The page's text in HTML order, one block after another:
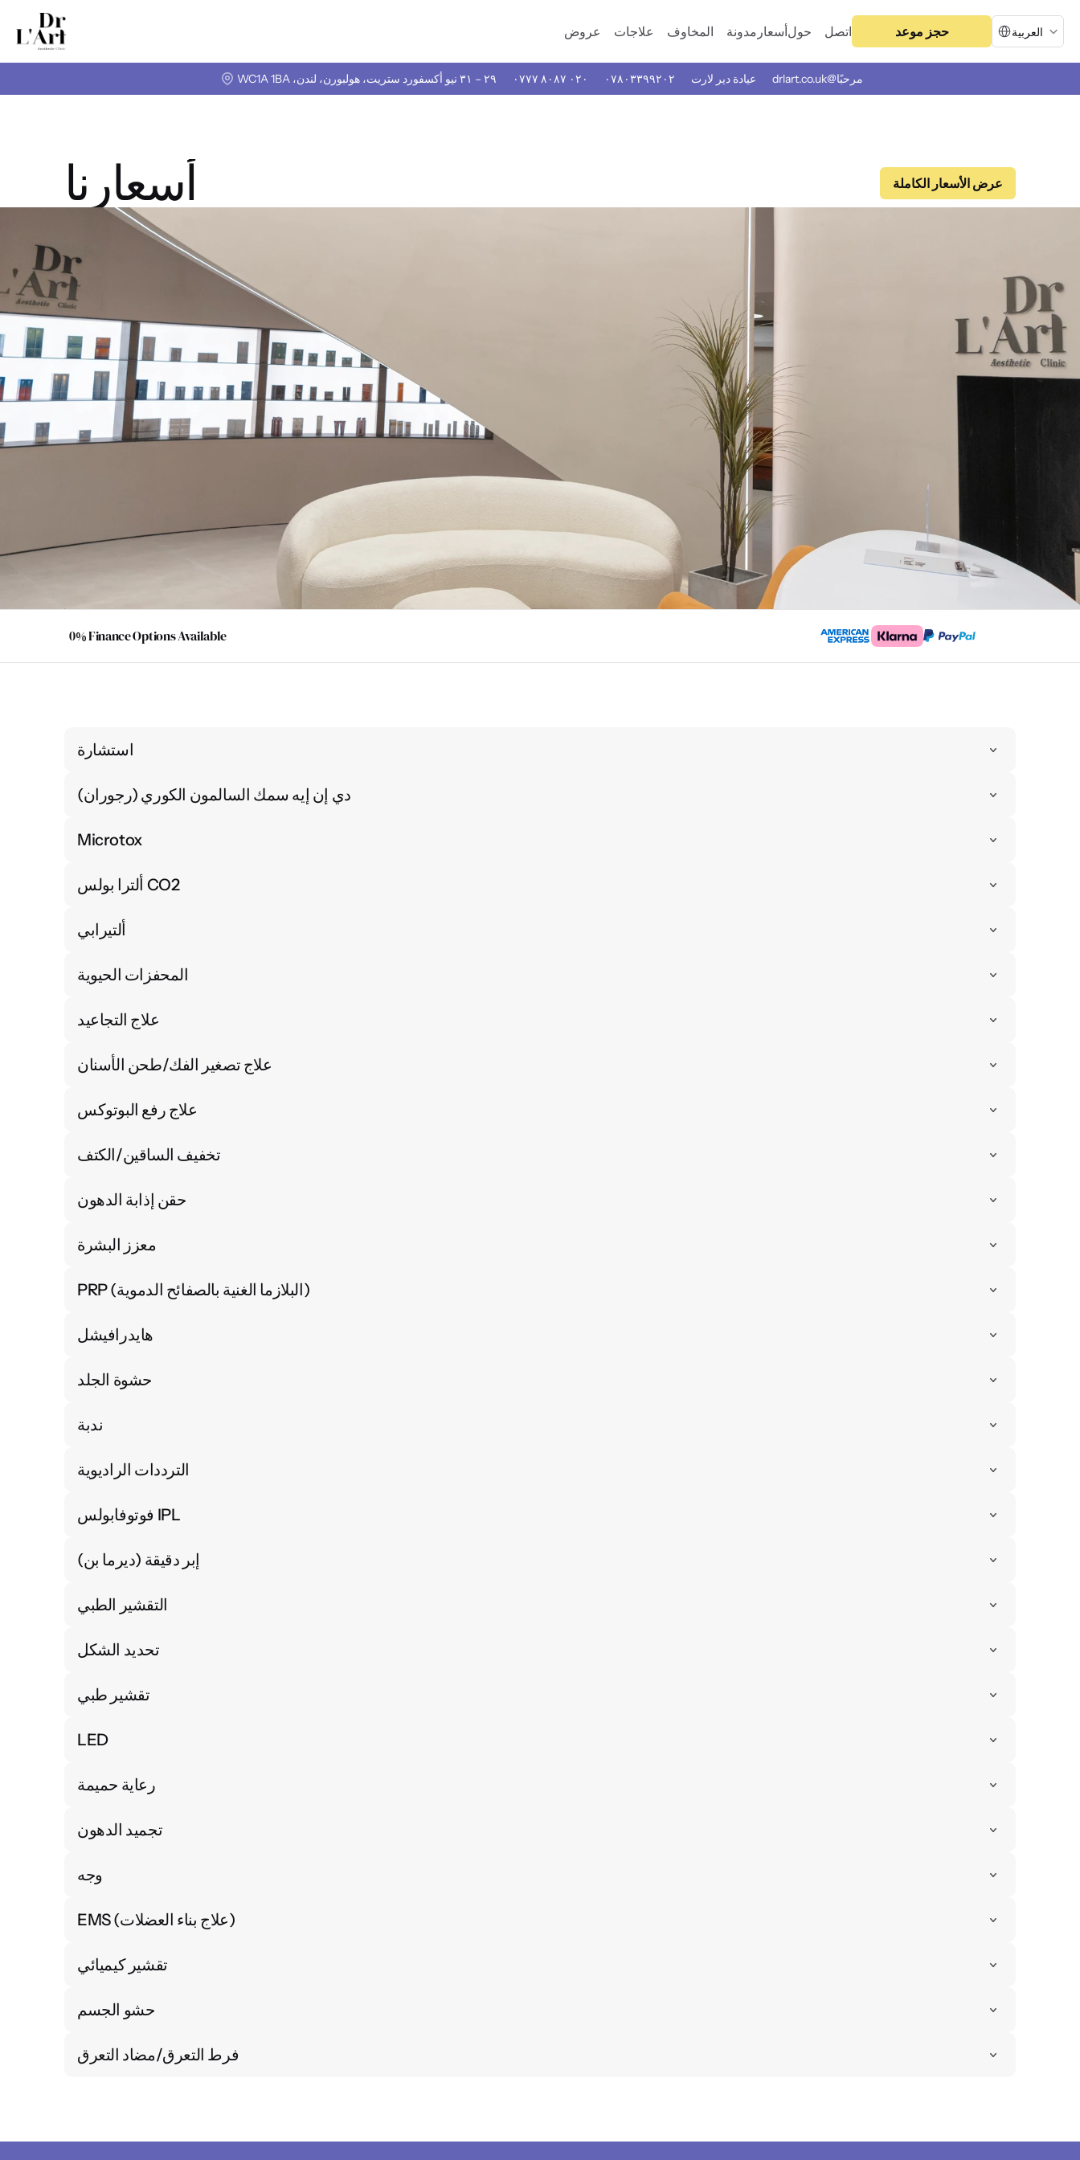
عروض علاجات المخاوف مدونة أسعارحول اتصل حجز موعد
Select Language
العربية
٢٩ – ٣١ نيو أكسفورد ستريت، هولبورن، لندن، WC1A 1BA ٠٢٠ ٨٠٨٧ ٠٧٧٧ ٠٧٨٠٣٣٩٩٢٠٢ عيادة دير لارت مرحبًا@drlart.co.uk
أسعارنا عرض الأسعار الكاملة
0% Finance Options Available
استشارة
دي إن إيه سمك السالمون الكوري (رجوران)
Microtox
ألترا بولس CO2
ألتيرابي
المحفزات الحيوية
علاج التجاعيد
علاج تصغير الفك/طحن الأسنان
علاج رفع البوتوكس
تخفيف الساقين/الكتف
حقن إذابة الدهون
معزز البشرة
PRP (البلازما الغنية بالصفائح الدموية)
هايدرافيشل
حشوة الجلد
ندبة
الترددات الراديوية
فوتوفابولس IPL
إبر دقيقة (ديرما بن)
التقشير الطبي
تحديد الشكل
تقشير طبي
LED
رعاية حميمة
تجميد الدهون
وجه
EMS (علاج بناء العضلات)
تقشير كيميائي
حشو الجسم
فرط التعرق/مضاد التعرق